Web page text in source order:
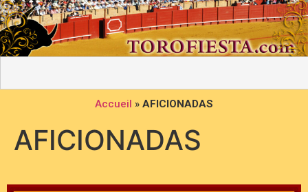
Accueil » AFICIONADAS
AFICIONADAS